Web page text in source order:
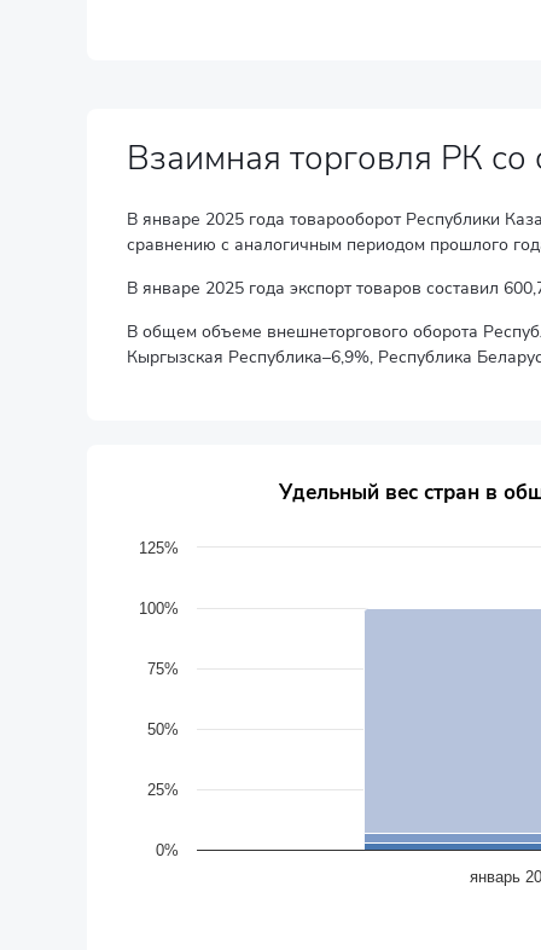
Взаимная торговля РК
В январе 2025 года товарооборот Республики
сравнению с аналогичным периодом прошлого
В январе 2025 года экспорт товаров составил
В общем объеме внешнеторгового оборота
Кыргызская Республика–6,9%, Республика
Удельный вес стран в общем объеме
в процентах
Удельный вес стран в
январь
0%
25%
50%
75%
100%
125%